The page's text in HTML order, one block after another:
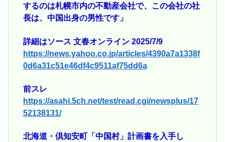
するのは札幌市内の不動産会社で、この会社の社
長は、中国出身の男性です」
詳細はソース 文春オンライン 2025/7/9
https://news.yahoo.co.jp/articles/4390a7a1338f
0d6a31c51e46df4c9511af75dd6a
前スレ
https://asahi.5ch.net/test/read.cgi/newsplus/17
52138131/
北海道・倶知安町「中国村」計画書を入手し